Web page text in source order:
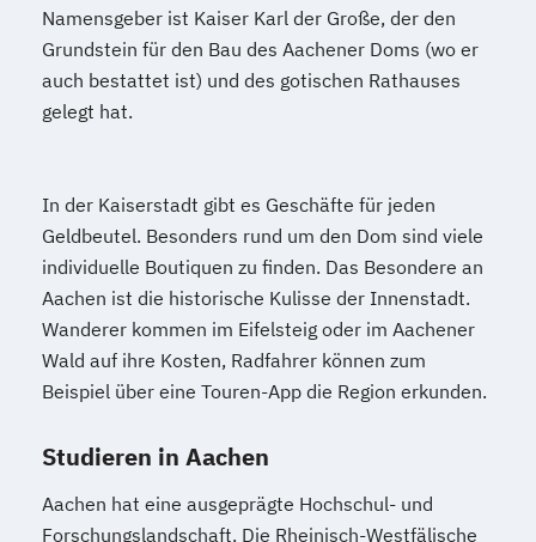
Namensgeber ist Kaiser Karl der Große, der den
Grundstein für den Bau des Aachener Doms (wo er
auch bestattet ist) und des gotischen Rathauses
gelegt hat.
In der Kaiserstadt gibt es Geschäfte für jeden
Geldbeutel. Besonders rund um den Dom sind viele
individuelle Boutiquen zu finden. Das Besondere an
Aachen ist die historische Kulisse der Innenstadt.
Wanderer kommen im Eifelsteig oder im Aachener
Wald auf ihre Kosten, Radfahrer können zum
Beispiel über eine Touren-App die Region erkunden.
Studieren in Aachen
Aachen hat eine ausgeprägte Hochschul- und
Forschungslandschaft. Die Rheinisch-Westfälische